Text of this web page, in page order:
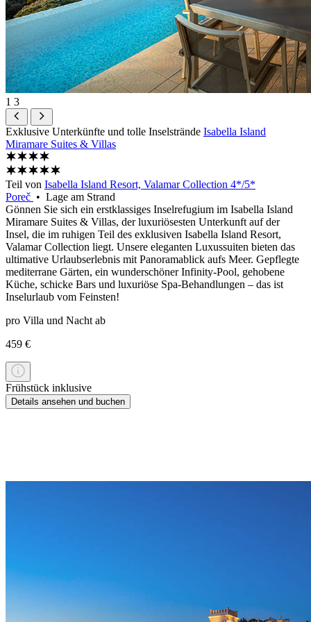
1 3
Exklusive Unterkünfte und tolle Inselstrände Isabella Island
Miramare Suites & Villas
Teil von Isabella Island Resort, Valamar Collection 4*/5*
Poreč • Lage am Strand
Gönnen Sie sich ein erstklassiges Inselrefugium im Isabella Island
Miramare Suites & Villas, der luxuriösesten Unterkunft auf der
Insel, die im ruhigen Teil des exklusiven Isabella Island Resort,
Valamar Collection liegt. Unsere eleganten Luxussuiten bieten das
ultimative Urlaubserlebnis mit Panoramablick aufs Meer. Gepflegte
mediterrane Gärten, ein wunderschöner Infinity-Pool, gehobene
Küche, schicke Bars und luxuriöse Spa-Behandlungen – das ist
Inselurlaub vom Feinsten!
pro Villa und Nacht ab
459 €
Frühstück inklusive
Details ansehen und buchen